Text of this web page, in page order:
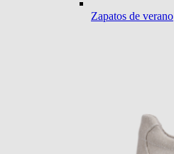
Zapatos de verano